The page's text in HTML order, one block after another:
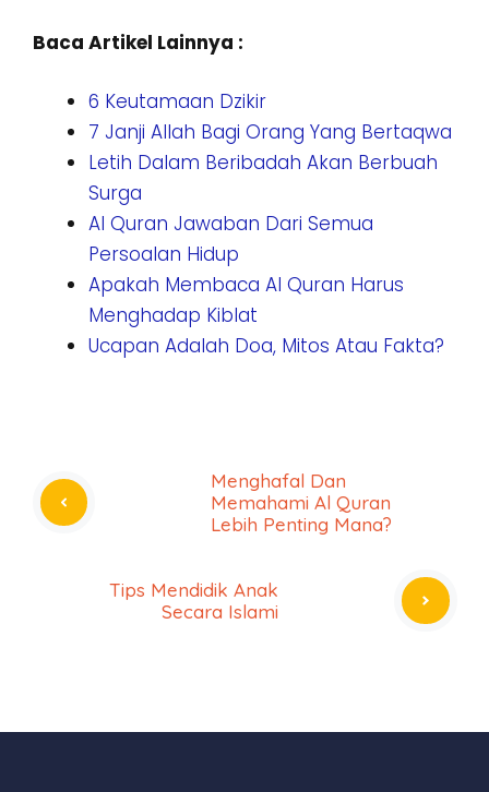
Baca Artikel Lainnya :
6 Keutamaan Dzikir
7 Janji Allah Bagi Orang Yang Bertaqwa
Letih Dalam Beribadah Akan Berbuah
Surga
Al Quran Jawaban Dari Semua
Persoalan Hidup
Apakah Membaca Al Quran Harus
Menghadap Kiblat
Ucapan Adalah Doa, Mitos Atau Fakta?
Menghafal Dan
Memahami Al Quran
Lebih Penting Mana?
Tips Mendidik Anak
Secara Islami